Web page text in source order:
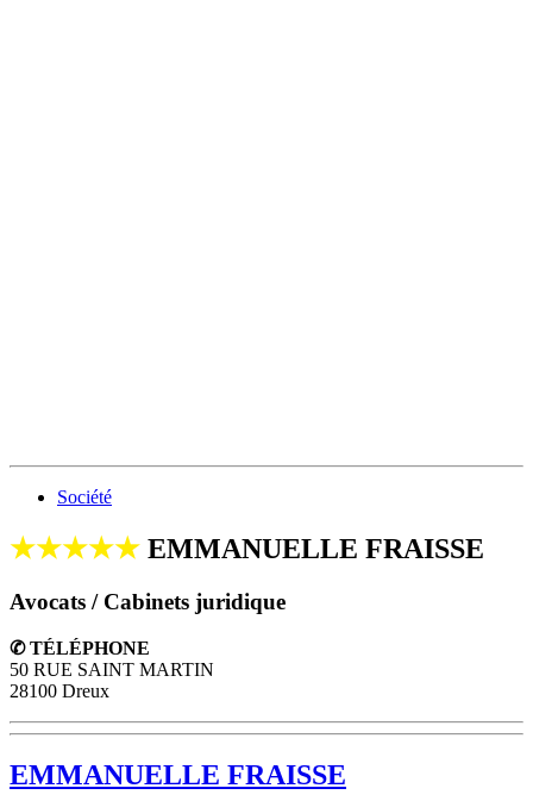
Société
★★★★★ EMMANUELLE FRAISSE
Avocats / Cabinets juridique
✆ TÉLÉPHONE
50 RUE SAINT MARTIN
28100 Dreux
EMMANUELLE FRAISSE